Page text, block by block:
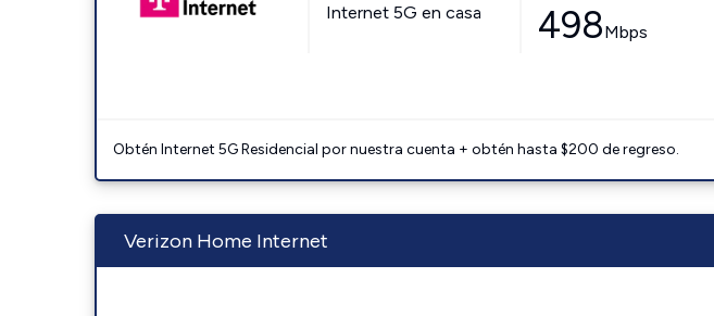
Internet 5G en casa 498Mbps
Obtén Internet 5G Residencial por nuestra cuenta + obtén hasta $200 de regreso.
Verizon Home Internet